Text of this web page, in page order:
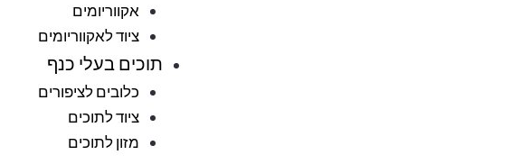
אקווריומים
ציוד לאקווריומים
תוכים בעלי כנף
כלובים לציפורים
ציוד לתוכים
מזון לתוכים